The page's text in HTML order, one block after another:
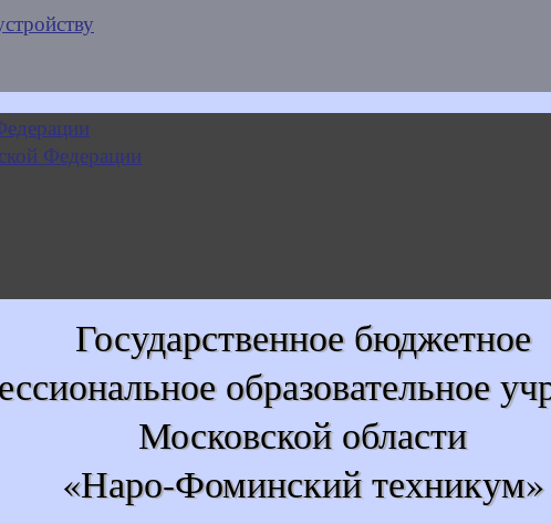
Государственное бюджетное
образовательное
Московской области
«Наро-Фоминский техникум»